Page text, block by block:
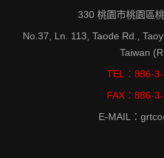
330 桃園市桃園區
No.37, Ln. 113, Taode Rd.,
Taiwan
TEL：886-
FAX：886-
E-MAIL：